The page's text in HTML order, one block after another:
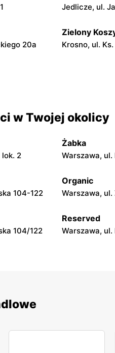
Jedlicze, ul.
20a
Zielony
Krosno, ul.
Krosno, ul.
19 Brzozów, ul.
Zielony
Ustrzyki
w Twojej okolicy
2
Żabka
Warszawa,
104-122
Organic
Warszawa, ul.
104/122
Reserved
Warszawa, ul.